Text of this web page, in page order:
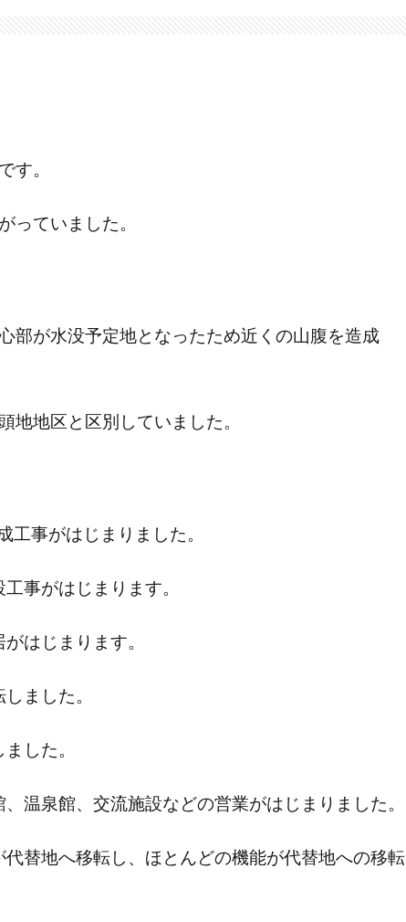
す。
っていました。
部が水没予定地となったため近くの山腹を造成
地地区と区別していました。
事がはじまりました。
事がはじまります。
はじまります。
ました。
した。
温泉館、交流施設などの営業がはじまりました。
替地へ移転し、ほとんどの機能が代替地への移転